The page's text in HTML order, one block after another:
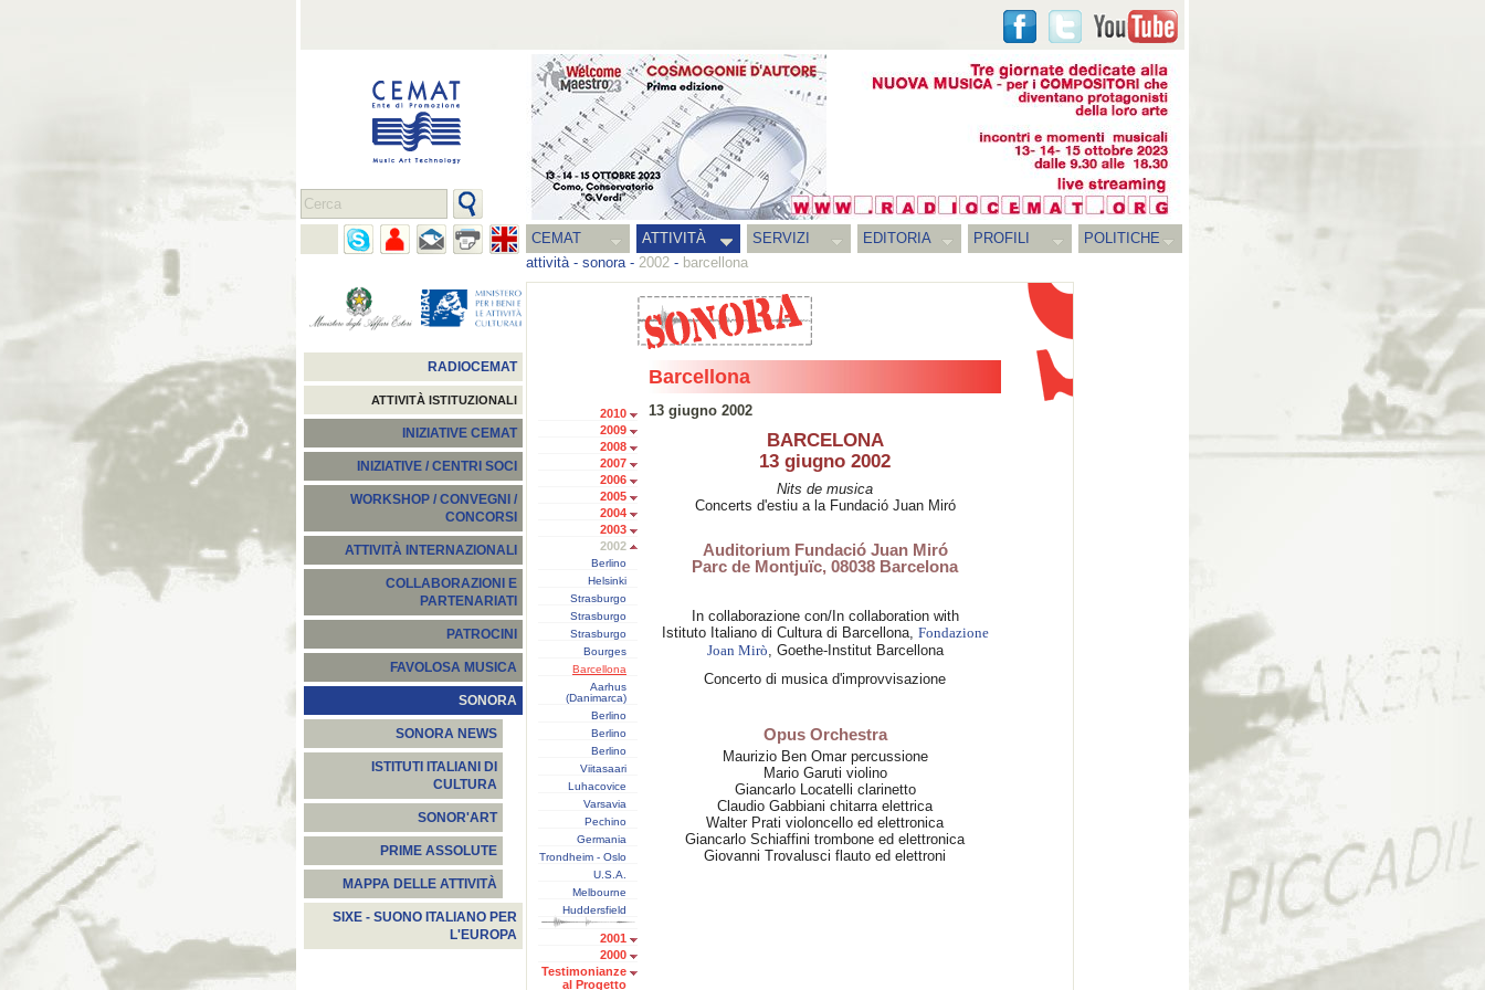
CEMAT ATTIVITÀ SERVIZI EDITORIA PROFILI
POLITICHE
attività- sonora- 2002 - barcellona
RADIOCEMAT
ATTIVITÀ ISTITUZIONALI
INIZIATIVE CEMAT
INIZIATIVE / CENTRI SOCI
WORKSHOP / CONVEGNI /
CONCORSI
ATTIVITÀ INTERNAZIONALI
COLLABORAZIONI E
PARTENARIATI
PATROCINI
FAVOLOSA MUSICA
SONORA
SONORA NEWS
ISTITUTI ITALIANI DI
CULTURA
SONOR'ART
PRIME ASSOLUTE
MAPPA DELLE ATTIVITÀ
SIXE - SUONO ITALIANO PER
L'EUROPA
2010
2009
2008
2007
2006
2005
2004
2003
2002
Berlino
Helsinki
Strasburgo
Strasburgo
Strasburgo
Bourges
Barcellona
Aarhus
(Danimarca)
Berlino
Berlino
Berlino
Viitasaari
Luhacovice
Varsavia
Pechino
Germania
Trondheim - Oslo
U.S.A.
Melbourne
Huddersfield
2001
2000
Testimonianze
al Progetto
Barcellona
13 giugno 2002
BARCELONA
13 giugno 2002
Nits de musica
Concerts d'estiu a la Fundació Juan Miró
Auditorium Fundació Juan Miró
Parc de Montjuïc, 08038 Barcelona
In collaborazione con/In collaboration with
Istituto Italiano di Cultura di Barcellona, Fondazione
Joan Mirò, Goethe-Institut Barcellona
Concerto di musica d'improvvisazione
Opus Orchestra
Maurizio Ben Omar percussione
Mario Garuti violino
Giancarlo Locatelli clarinetto
Claudio Gabbiani chitarra elettrica
Walter Prati violoncello ed elettronica
Giancarlo Schiaffini trombone ed elettronica
Giovanni Trovalusci flauto ed elettroni